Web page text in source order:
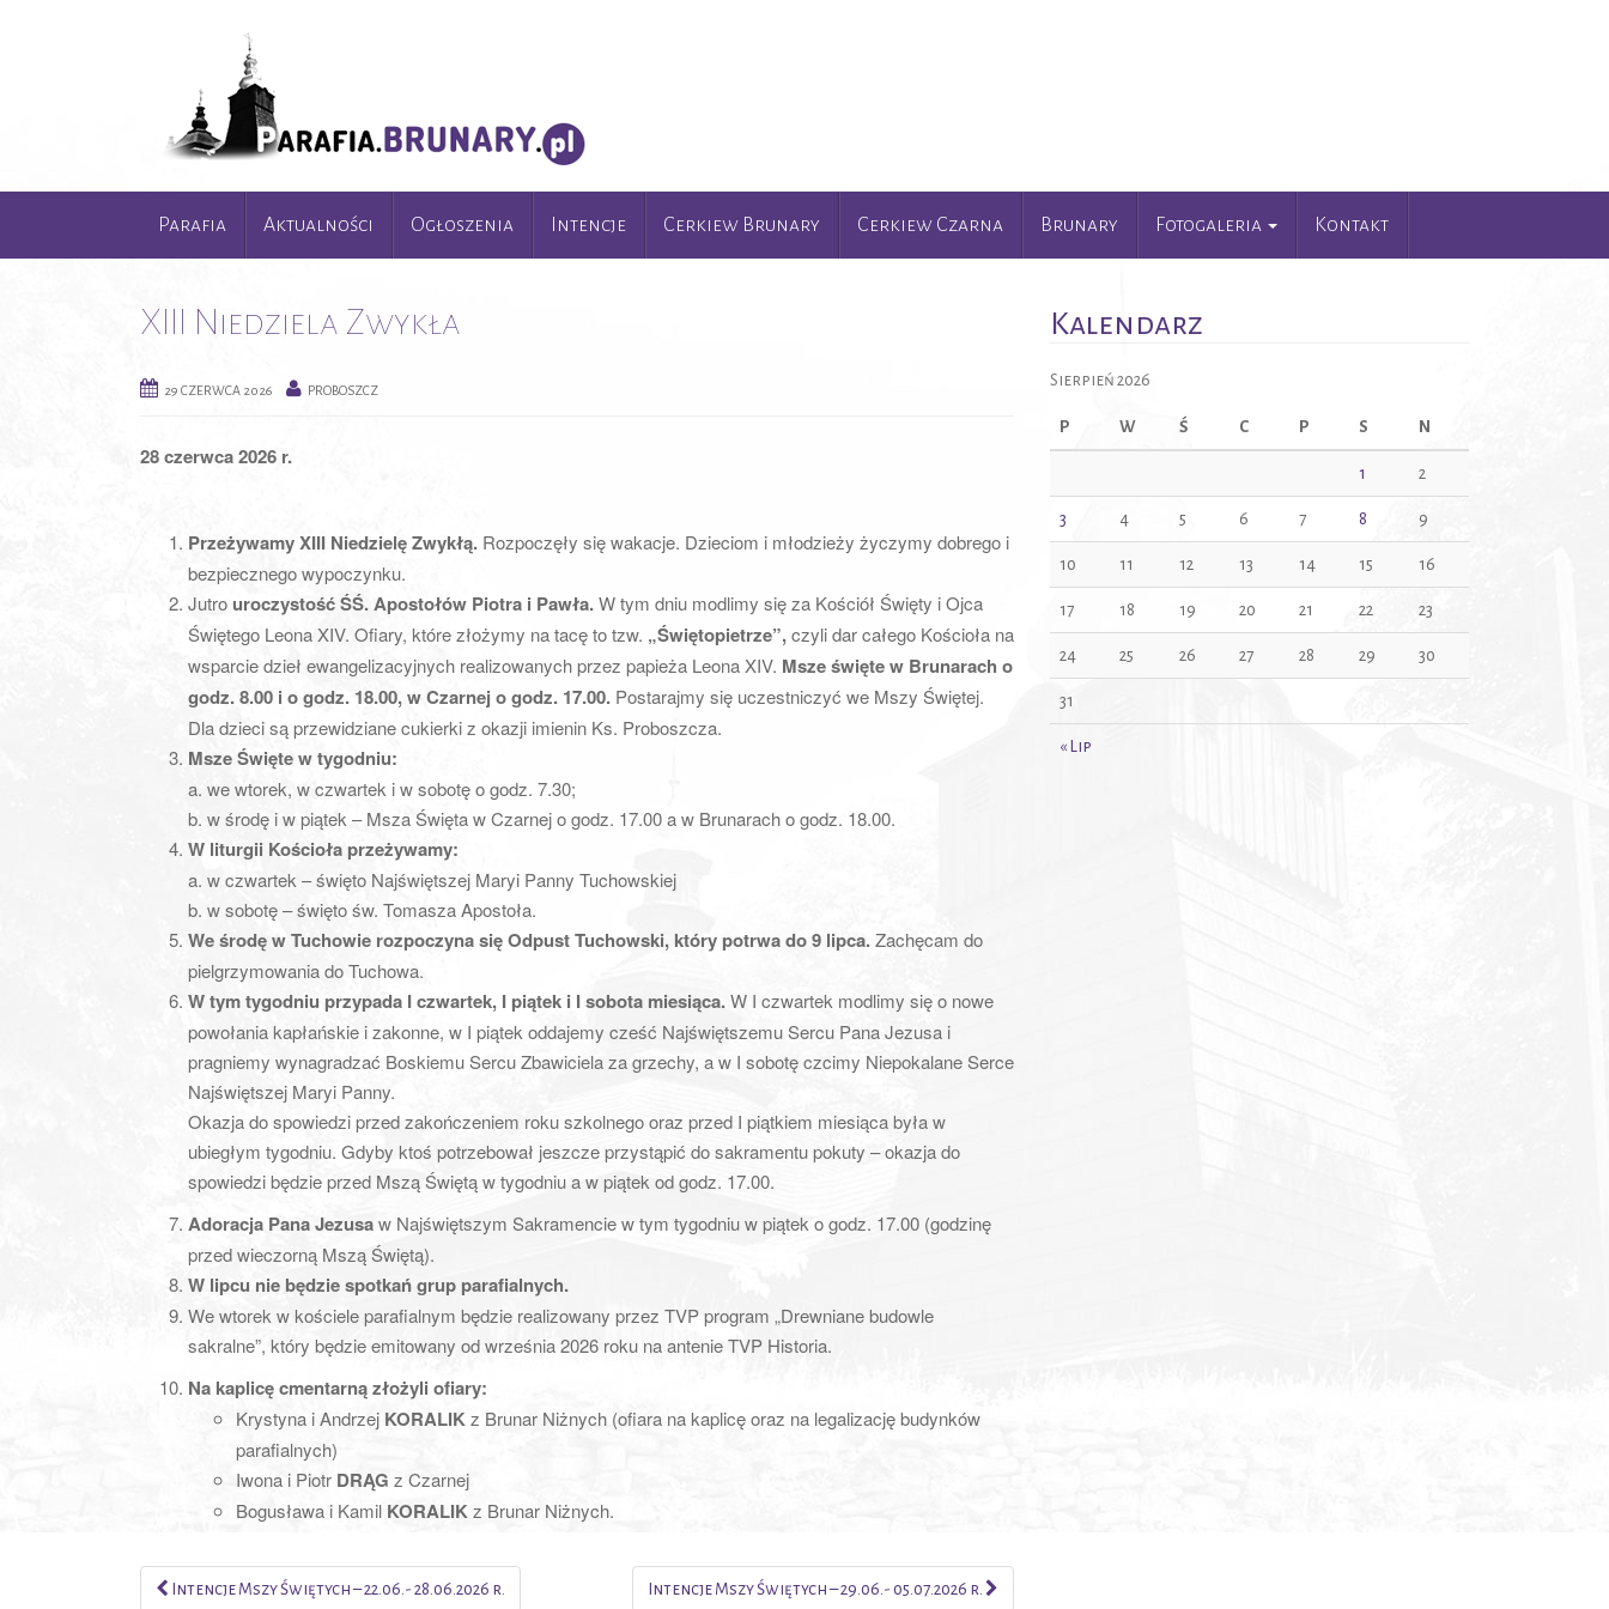
Parafia Aktualności Ogłoszenia Intencje Cerkiew Brunary Cerkiew Czarna Brunary Fotogaleria Kontakt
XIII Niedziela Zwykła
29 CZERWCA 2026 PROBOSZCZ
28 czerwca 2026 r.
Przeżywamy XIII Niedzielę Zwykłą. Rozpoczęły się wakacje. Dzieciom i młodzieży życzymy dobrego i
bezpiecznego wypoczynku.
Jutro uroczystość ŚŚ. Apostołów Piotra i Pawła.W tym dniu modlimy się za Kościół Święty i Ojca
Świętego Leona XIV. Ofiary, które złożymy na tacę to tzw. „Świętopietrze”,czyli dar całego Kościoła na
wsparcie dzieł ewangelizacyjnych realizowanych przez papieża Leona XIV. Msze święte w Brunarach o
godz. 8.00 i o godz. 18.00, w Czarnej o godz. 17.00. Postarajmy się uczestniczyć we Mszy Świętej.
Dla dzieci są przewidziane cukierki z okazji imienin Ks. Proboszcza.
Msze Święte w tygodniu:
a. we wtorek, w czwartek i w sobotę o godz. 7.30;
b. w środę i w piątek – Msza Święta w Czarnej o godz. 17.00 a w Brunarach o godz. 18.00.
W liturgii Kościoła przeżywamy:
a. w czwartek – święto Najświętszej Maryi Panny Tuchowskiej
b. w sobotę – święto św. Tomasza Apostoła.
We środę w Tuchowie rozpoczyna się Odpust Tuchowski, który potrwa do 9 lipca.Zachęcam do
pielgrzymowania do Tuchowa.
W tym tygodniu przypada I czwartek, I piątek i I sobota miesiąca.W I czwartek modlimy się o nowe
powołania kapłańskie i zakonne, w I piątek oddajemy cześć Najświętszemu Sercu Pana Jezusa i
pragniemy wynagradzać Boskiemu Sercu Zbawiciela za grzechy, a w I sobotę czcimy Niepokalane Serce
Najświętszej Maryi Panny.
Okazja do spowiedzi przed zakończeniem roku szkolnego oraz przed I piątkiem miesiąca była w
ubiegłym tygodniu. Gdyby ktoś potrzebował jeszcze przystąpić do sakramentu pokuty – okazja do
spowiedzi będzie przed Mszą Świętą w tygodniu a w piątek od godz. 17.00.
Adoracja Pana Jezusaw Najświętszym Sakramencie w tym tygodniu w piątek o godz. 17.00 (godzinę
przed wieczorną Mszą Świętą).
W lipcu nie będzie spotkań grup parafialnych.
We wtorek w kościele parafialnym będzie realizowany przez TVP program „Drewniane budowle
sakralne”, który będzie emitowany od września 2026 roku na antenie TVP Historia.
Na kaplicę cmentarną złożyli ofiary:
Krystyna i Andrzej KORALIKz Brunar Niżnych (ofiara na kaplicę oraz na legalizację budynków
parafialnych)
Iwona i Piotr DRĄG z Czarnej
Bogusława i Kamil KORALIKz Brunar Niżnych.
Intencje Mszy Świętych – 22.06.- 28.06.2026 r. Intencje Mszy Świętych – 29.06.- 05.07.2026 r.
Kalendarz
Sierpień 2026
P W Ś C P S N
« Lip
1 2
3 4 5 6 7 8 9
10 11 12 13 14 15 16
17 18 19 20 21 22 23
24 25 26 27 28 29 30
31